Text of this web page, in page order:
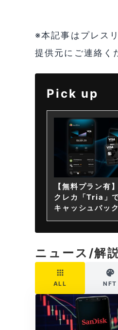
※本記事はプレス
提供元にご連絡く
Pick up
【無料プラン有
クレカ「Tria」
キャッシュバッ
ニュース/解
ALL NFT